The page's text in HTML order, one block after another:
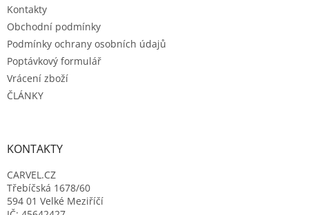
v
Kontakty
Obchodní podmínky
Podmínky ochrany osobních údajů
Poptávkový formulář
Vrácení zboží
ČLÁNKY
KONTAKTY
CARVEL.CZ
Třebíčská 1678/60
594 01 Velké Meziříčí